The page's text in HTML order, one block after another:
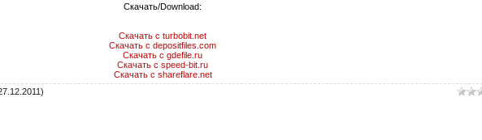
Скачать/Download:
Скачать с turbobit.net
Скачать с depositfiles.com
Скачать с gdefile.ru
Скачать с speed-bit.ru
Скачать с shareflare.net